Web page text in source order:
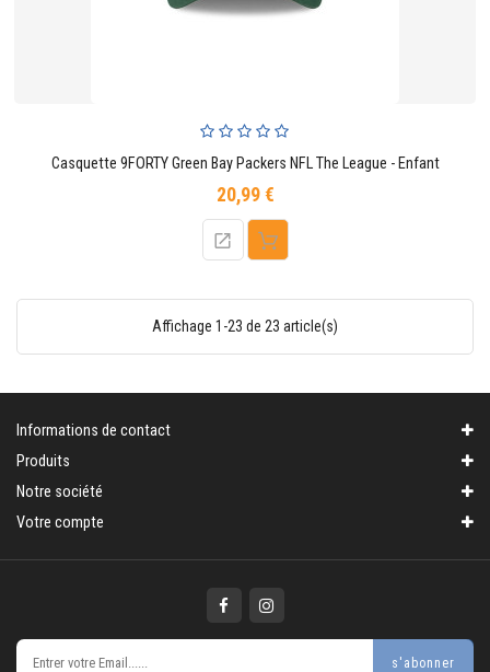
Casquette 9FORTY Green Bay Packers NFL The League - Enfant
20,99 €Prix
Affichage 1-23 de 23 article(s)
Informations de contact
Produits
Notre société
Votre compte
s'abonner